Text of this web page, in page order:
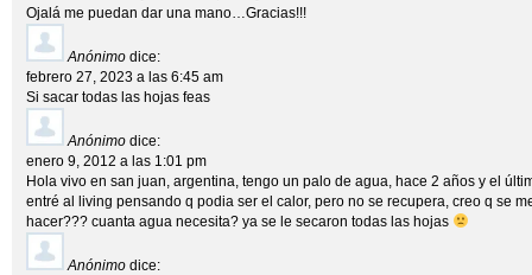
Ojalá me puedan dar una mano…Gracias!!!
Anónimo dice:
febrero 27, 2023 a las 6:45 am
Si sacar todas las hojas feas
Anónimo dice:
enero 9, 2012 a las 1:01 pm
Hola vivo en san juan, argentina, tengo un palo de agua, hace 2 años y el
entré al living pensando q podia ser el calor, pero no se recupera, creo q se
hacer??? cuanta agua necesita? ya se le secaron todas las hojas
Anónimo dice: